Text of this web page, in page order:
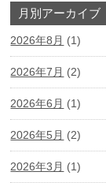
月別アーカイブ
2026年8月 (1)
2026年7月 (2)
2026年6月 (1)
2026年5月 (2)
2026年3月 (1)